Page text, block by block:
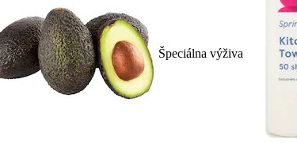
Špeciálna výživa